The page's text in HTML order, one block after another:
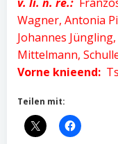
Wagner, Antonia
Johannes
Mittelmann,
Vorne knieend:
Teilen mit: